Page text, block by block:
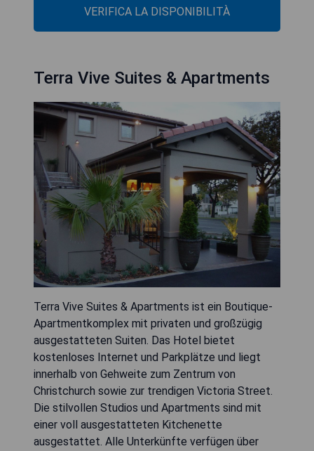
VERIFICA LA DISPONIBILITÀ
Terra Vive Suites & Apartments
Terra Vive Suites & Apartments ist ein Boutique-
Apartmentkomplex mit privaten und großzügig
ausgestatteten Suiten. Das Hotel bietet
kostenloses Internet und Parkplätze und liegt
innerhalb von Gehweite zum Zentrum von
Christchurch sowie zur trendigen Victoria Street.
Die stilvollen Studios und Apartments sind mit
einer voll ausgestatteten Kitchenette
ausgestattet. Alle Unterkünfte verfügen über